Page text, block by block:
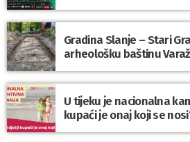
Gradina Slanje – Stari
arheološku baštinu
U tijeku je nacionalna
kupaći je onaj koji se